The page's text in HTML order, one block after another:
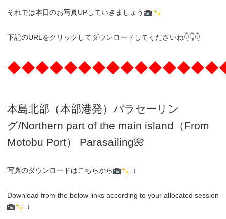
それでは本日のお写真UPしていきましょう
下記のURLをクリックしてダウンロードしてくださいね👇👇👇
本島北部（本部港発）パラセーリン
グ/Northern part of the main island（From
Motobu Port）
Parasailing🌺
写真のダウンロードはこちらから ↓↓
Download from the below links according to your allocated session
↓↓